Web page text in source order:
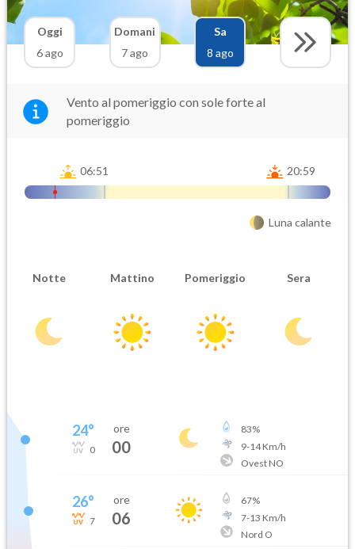
Oggi
6 ago
Domani
7 ago
Sa
8 ago
Vento al pomeriggio con sole forte al
pomeriggio
06:51 20:59
Luna calante
Notte Mattino Pomeriggio Sera
24°
0
ore
00
83%
9-14Km/h
Ovest NO
26°
7
ore
06
67%
7-13 Km/h
Nord O